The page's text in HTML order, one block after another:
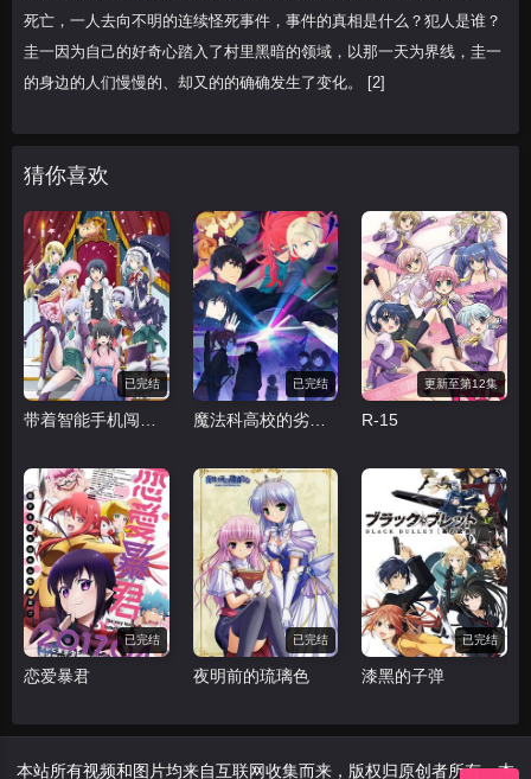
死亡，一人去向不明的连续怪死事件，事件的真相是什么？犯人是谁？
圭一因为自己的好奇心踏入了村里黑暗的领域，以那一天为界线，圭一
的身边的人们慢慢的、却又的的确确发生了变化。 [2]
猜你喜欢
已完结 已完结
魔法科高校的劣等生 来访者篇
更新至第12集
R-15
已完结
恋爱暴君
已完结
夜明前的琉璃色
已完结
漆黑的子弹
本站所有视频和图片均来自互联网收集而来，版权归原创者所有，本